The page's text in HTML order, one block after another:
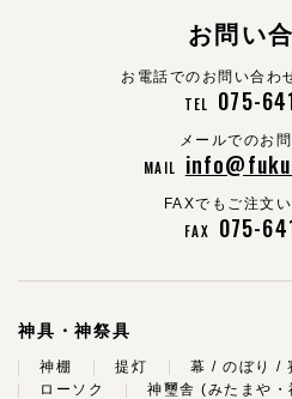
お問い
お電話でのお問い合
TEL 075-
メールでのお
MAIL
FAXでもご注文
FAX 075-
神具・神祭具
神棚 提灯 幕 / のぼり /
ローソク
神璽舎 (みたまや・